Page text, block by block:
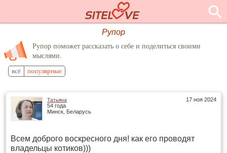
Рупор
Рупор поможет рассказать о себе и поделиться своими
мыслями.
всё популярные
17 ноя 2024
Татьяна
54 года
Минск, Беларусь
Всем доброго воскресного дня! как его проводят
владельцы котиков)))